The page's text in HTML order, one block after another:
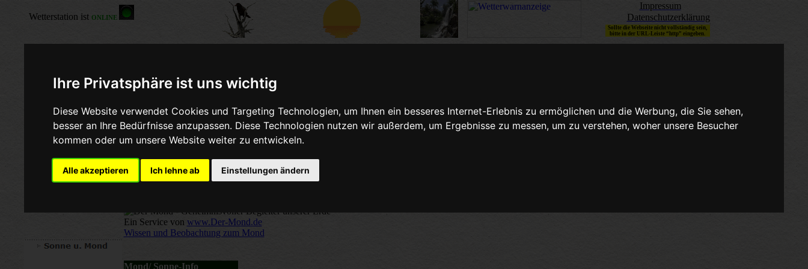
Ihre Privatsphäre ist uns wichtig
Diese Website verwendet Cookies und Targeting Technologien, um Ihnen ein besseres Internet-Erlebnis zu ermöglichen und die Werbung, die Sie sehen,
besser an Ihre Bedürfnisse anzupassen. Diese Technologien nutzen wir außerdem, um Ergebnisse zu messen, um zu verstehen, woher unsere Besucher
kommen oder um unsere Website weiter zu entwickeln.
Alle akzeptieren Ich lehne ab Einstellungen ändern
Impressum
Datenschutzerklärung
Sollte die Webseite nicht vollständig sein,
bitte in der URL-Leiste “http” eingeben.
Hier nun mehr Infos über
unsere Sonne und Mond
Ein Service von www.Der-Mond.de
Wissen und Beobachtung zum Mond
Mond/ Sonne-Info